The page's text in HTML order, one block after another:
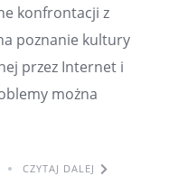
konfrontacji z
poznanie kultury
przez Internet i
można
CZYTAJ DALEJ